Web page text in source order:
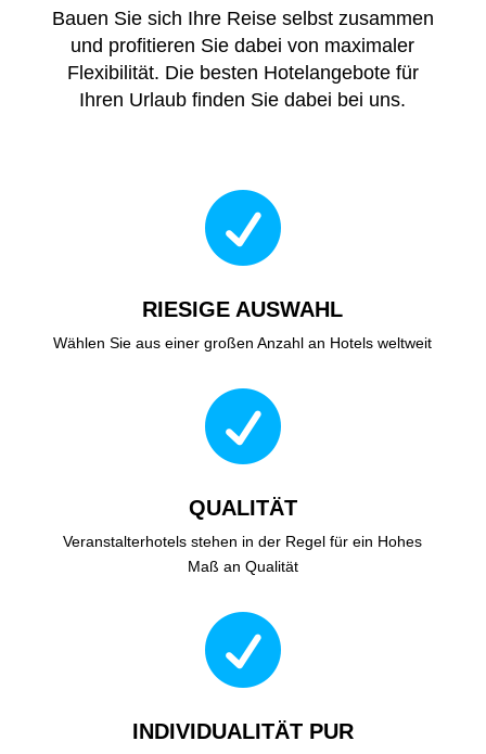
Bauen Sie sich Ihre Reise selbst zusammen
und profitieren Sie dabei von maximaler
Flexibilität. Die besten Hotelangebote für
Ihren Urlaub finden Sie dabei bei uns.

RIESIGE AUSWAHL
Wählen Sie aus einer großen Anzahl an Hotels weltweit

QUALITÄT
Veranstalterhotels stehen in der Regel für ein Hohes
Maß an Qualität

INDIVIDUALITÄT PUR